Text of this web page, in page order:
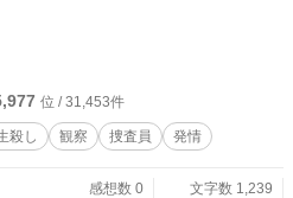
位 / 31,453件
殺し 観察 捜査員 発情
感想数 0
文字数 1,239